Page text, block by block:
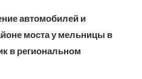
автомобилей и
моста у мельницы в
в региональном